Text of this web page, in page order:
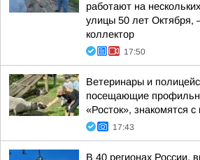
работают на
улицы 50 лет Октября,
коллектор
17:50
Ветеринары и
посещающие
«Росток», знакомятся
17:43
В 40 регионах России,